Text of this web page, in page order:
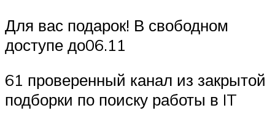
Для вас подарок! В свободном
доступе до06.11
61 проверенный канал из закрытой
подборки по поиску работы в IT